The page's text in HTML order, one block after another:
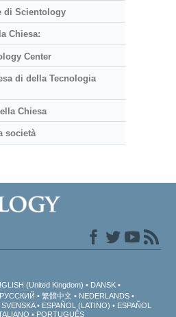
di Scientology
Chiesa:
Center
di della Tecnologia
Chiesa
società
(United Kingdom)
DANSK
РУССКИЙ 繁體中文
NEDERLANDS
SVENSKA ESPAÑOL (LATINO)
ESPAÑOL
PORTUGUÊS